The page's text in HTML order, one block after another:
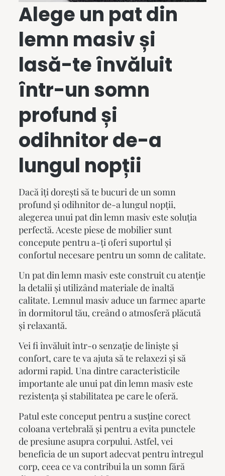
Alege un pat din
lemn masivși
lasă-te învăluit
într-un somn
profund și
odihnitor de-a
lungul nopții
Dacă îți dorești să te bucuri de un somn
profund și odihnitor de-a lungul nopții,
alegerea unuipat din lemn masiveste soluția
perfectă. Aceste piese de mobilier sunt
concepute pentru a-ți oferi suportul și
confortul necesare pentru un somn de calitate.
Unpat din lemn masiveste construit cu atenție
la detalii și utilizând materiale de înaltă
calitate. Lemnul masiv aduce un farmec aparte
în dormitorul tău, creând o atmosferă plăcută
și relaxantă.
Vei fi învăluit într-o senzație de liniște și
confort, care te va ajuta să te relaxezi și să
adormi rapid. Una dintre caracteristicile
importante ale unuipat din lemn masiveste
rezistența și stabilitatea pe care le oferă.
Patul este conceput pentru a susține corect
coloana vertebrală și pentru a evita punctele
de presiune asupra corpului. Astfel, vei
beneficia de un suport adecvat pentru întregul
corp, ceea ce va contribui la un somn fără